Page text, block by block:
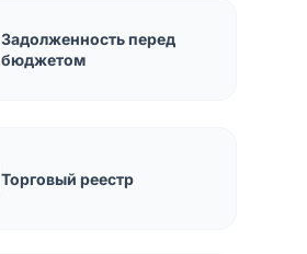
Задолженность перед
бюджетом
Торговый реестр